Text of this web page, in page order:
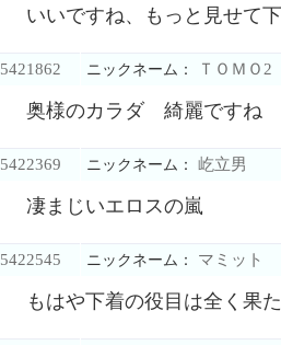
いいですね、もっと見せて
5421862 ニックネーム： ＴＯＭＯ2
奥様のカラダ 綺麗ですね
5422369 ニックネーム： 屹立男
凄まじいエロスの嵐
5422545 ニックネーム： マミット
もはや下着の役目は全く果